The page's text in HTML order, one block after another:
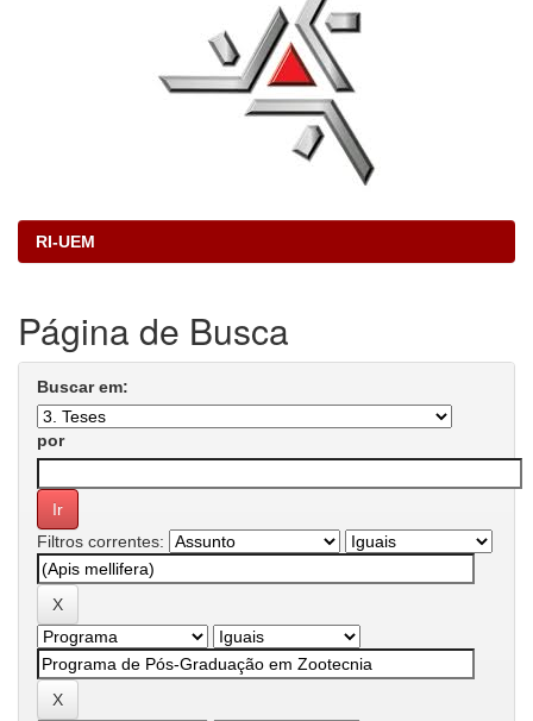
RI-UEM
Página de Busca
Buscar em:
por
Filtros correntes: